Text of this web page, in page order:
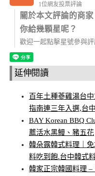
1位網友投票評論
關於本文評論的商
你給幾顆星呢？
歡迎一起點擊星號參與評
延伸閱讀
百年土種蔘雞湯台
指南連三年入選,台
BAY Korean BBQ
薦活水黑鰻、豬五花
韓朵露韓式料理｜
料吃到飽.台中韓式
韓家正宗韓國料理